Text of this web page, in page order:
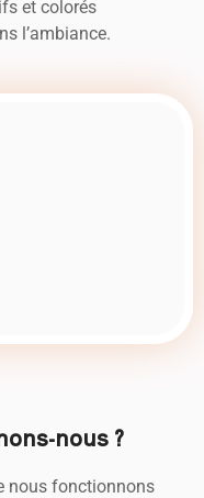
et colorés
l’ambiance.
nous ?
nous fonctionnons